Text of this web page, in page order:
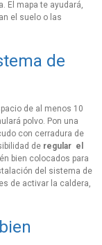
El mapa te ayudará,
el suelo o las
de
de al menos 10
polvo. Pon una
con cerradura de
de regular el
bien colocados para
del sistema de
de activar la caldera,